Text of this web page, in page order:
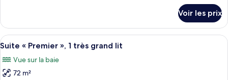
très
grand
lit
le
type
de
Chambre
Deluxe,
Voir les prix
Afficher
toutes
les
photos
Une chambre d’hôtel moderne
13
Suite « Premier », 1 très grand lit
Vue sur la baie
72 m²